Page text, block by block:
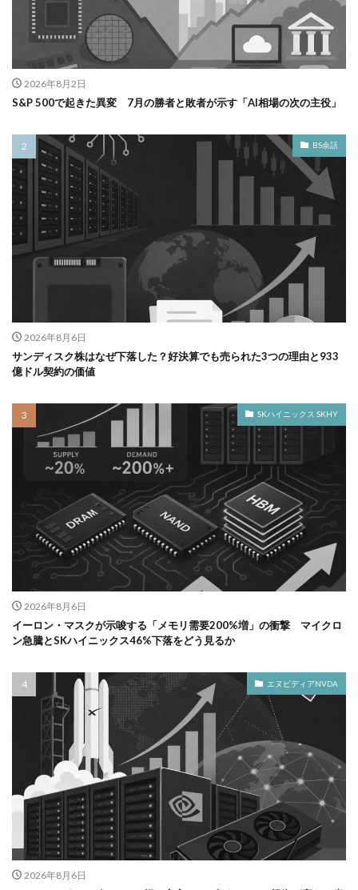
2026年8月2日
S&P 500で起きた異変 7月の勝者と敗者が示す「AI相場の次の主役」
BS余話
2026年8月6日
サンディスク株はなぜ下落した？好決算でも売られた3つの理由と933
億ドル契約の価値
SKハイニックス SKHY
2026年8月6日
イーロン・マスクが示唆する「メモリ需要200%増」の衝撃 マイクロ
ン急騰とSKハイニックス46%下落をどう見るか
エヌビディアNVDA
2026年8月6日